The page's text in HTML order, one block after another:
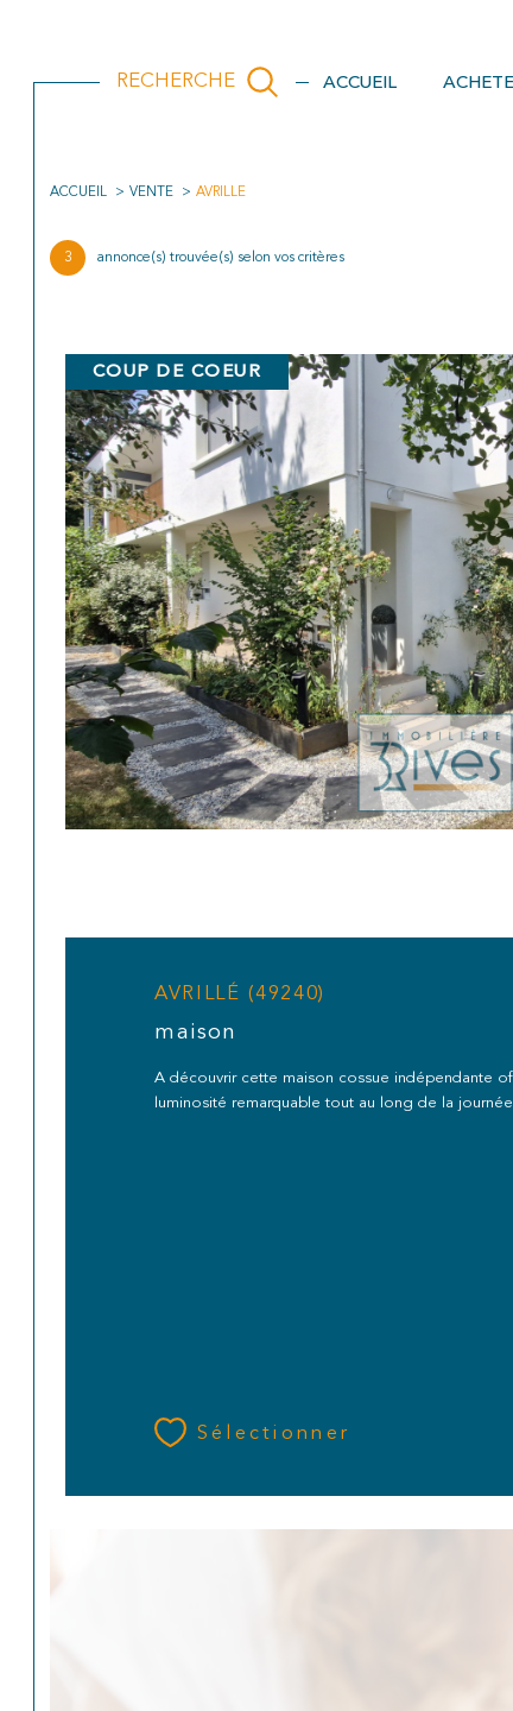
ACCUEIL
RECHERCHE
de l'immo pro
49240 - Avrillé
ACCUEIL VENTE AVRILLE
3 annonce(s) trouvée(s) selon vos critères
COUP DE COEUR
AVRILLÉ (49240)
maison
A découvrir cette maison cossue indépendante
luminosité remarquable tout au long de la
Sélectionner